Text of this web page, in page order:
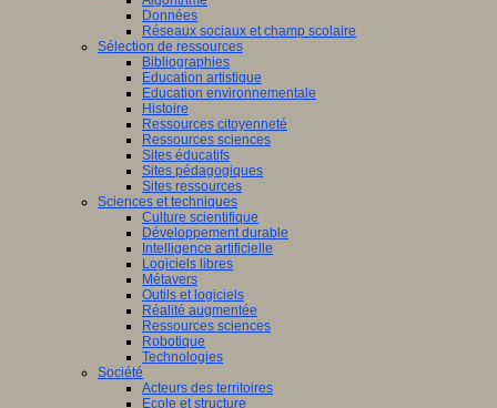
Données
Réseaux sociaux et champ scolaire
Sélection de ressources
Bibliographies
Education artistique
Education environnementale
Histoire
Ressources citoyenneté
Ressources sciences
Sites éducatifs
Sites pédagogiques
Sites ressources
Sciences et techniques
Culture scientifique
Développement durable
Intelligence artificielle
Logiciels libres
Métavers
Outils et logiciels
Réalité augmentée
Ressources sciences
Robotique
Technologies
Société
Acteurs des territoires
Ecole et structure